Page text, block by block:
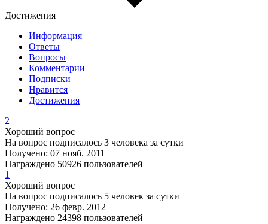
Достижения
Информация
Ответы
Вопросы
Комментарии
Подписки
Нравится
Достижения
2
Хороший вопрос
На вопрос подписалось 3 человека за сутки
Получено: 07 нояб. 2011
Награждено 50926 пользователей
1
Хороший вопрос
На вопрос подписалось 5 человек за сутки
Получено: 26 февр. 2012
Награждено 24398 пользователей